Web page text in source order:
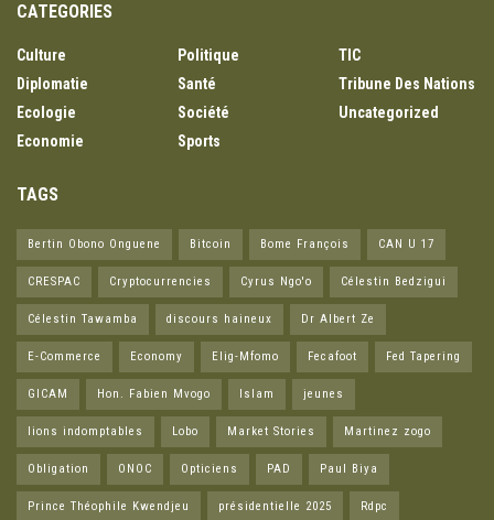
CATEGORIES
Culture
Diplomatie
Ecologie
Economie
Politique
Santé
Société
Sports
TIC
Tribune Des Nations
Uncategorized
TAGS
Bertin Obono Onguene Bitcoin Bome François CAN U 17
CRESPAC Cryptocurrencies Cyrus Ngo'o Célestin Bedzigui
Célestin Tawamba discours haineux Dr Albert Ze
E-Commerce Economy Elig-Mfomo Fecafoot Fed Tapering
GICAM Hon. Fabien Mvogo Islam jeunes
lions indomptables Lobo Market Stories Martinez zogo
Obligation ONOC Opticiens PAD Paul Biya
Prince Théophile Kwendjeu présidentielle 2025 Rdpc